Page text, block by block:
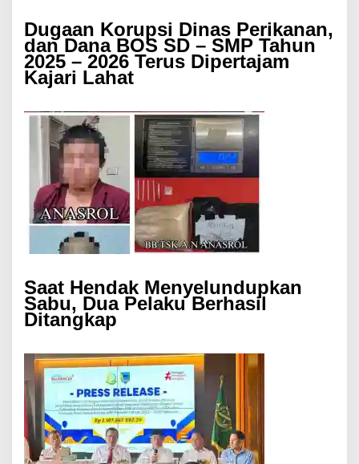
Dugaan Korupsi Dinas Perikanan,
dan Dana BOS SD – SMP Tahun
2025 – 2026 Terus Dipertajam
Kajari Lahat
Saat Hendak Menyelundupkan
Sabu, Dua Pelaku Berhasil
Ditangkap